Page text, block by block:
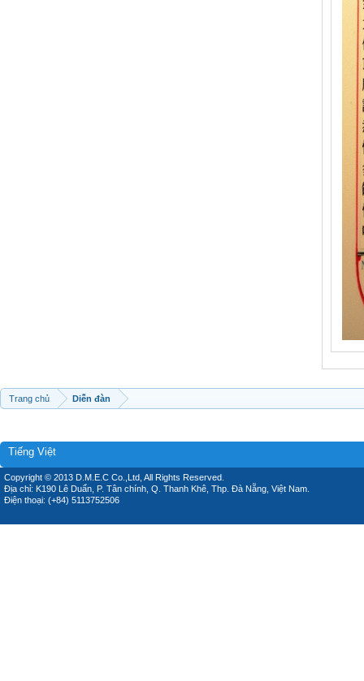
Trang chủ Diễn đàn
Tiếng Việt
Copyright © 2013 D.M.E.C Co.,Ltd, All Rights Reserved.
Địa chỉ: K190 Lê Duẩn, P. Tân chính, Q. Thanh Khê, Thp. Đà Nẵng, Việt Nam.
Điện thoại: (+84) 5113752506